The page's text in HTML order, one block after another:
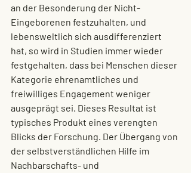
an der Besonderung der Nicht-
Eingeborenen festzuhalten, und
lebensweltlich sich ausdifferenziert
hat, so wird in Studien immer wieder
festgehalten, dass bei Menschen dieser
Kategorie ehrenamtliches und
freiwilliges Engagement weniger
ausgeprägt sei. Dieses Resultat ist
typisches Produkt eines verengten
Blicks der Forschung. Der Übergang von
der selbstverständlichen Hilfe im
Nachbarschafts- und